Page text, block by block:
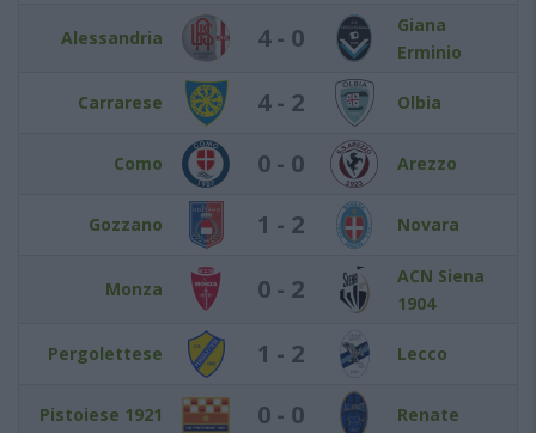
Alessandria 4 - 0
Giana
Erminio
Carrarese 4 - 2 Olbia
Como 0 - 0 Arezzo
Gozzano 1 - 2 Novara
Monza 0 - 2
ACN Siena
1904
Pergolettese 1 - 2 Lecco
Pistoiese 1921 0 - 0 Renate